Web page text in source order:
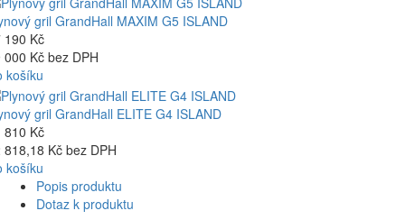
gril GrandHall MAXIM G5 ISLAND
190 Kč
000 Kč bez DPH
košíku
gril GrandHall ELITE G4 ISLAND
810 Kč
818,18 Kč bez DPH
košíku
Popis produktu
Dotaz k produktu